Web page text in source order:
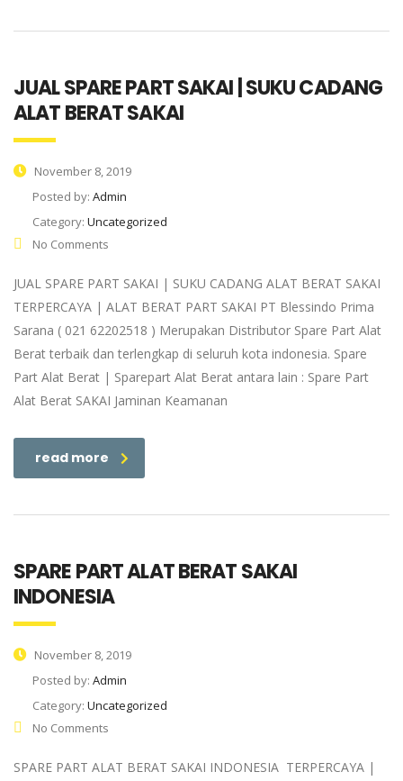
JUAL SPARE PART SAKAI | SUKU CADANG
ALAT BERAT SAKAI
November 8, 2019
Posted by: Admin
Category: Uncategorized
No Comments
JUAL SPARE PART SAKAI | SUKU CADANG ALAT BERAT SAKAI
TERPERCAYA | ALAT BERAT PART SAKAI PT Blessindo Prima
Sarana ( 021 62202518 ) Merupakan Distributor Spare Part Alat
Berat terbaik dan terlengkap di seluruh kota indonesia. Spare
Part Alat Berat | Sparepart Alat Berat antara lain : Spare Part
Alat Berat SAKAI Jaminan Keamanan
read more
SPARE PART ALAT BERAT SAKAI
INDONESIA
November 8, 2019
Posted by: Admin
Category: Uncategorized
No Comments
SPARE PART ALAT BERAT SAKAI INDONESIA TERPERCAYA |